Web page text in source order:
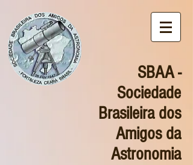
SBAA -
Sociedade
Brasileira dos
Amigos da
Astronomia